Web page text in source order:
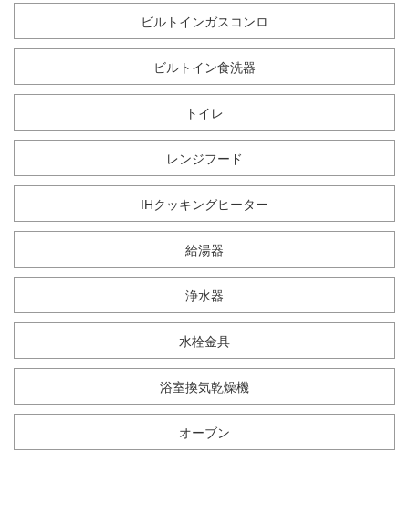
ビルトインガスコンロ
ビルトイン食洗器
トイレ
レンジフード
IHクッキングヒーター
給湯器
浄水器
水栓金具
浴室換気乾燥機
オーブン